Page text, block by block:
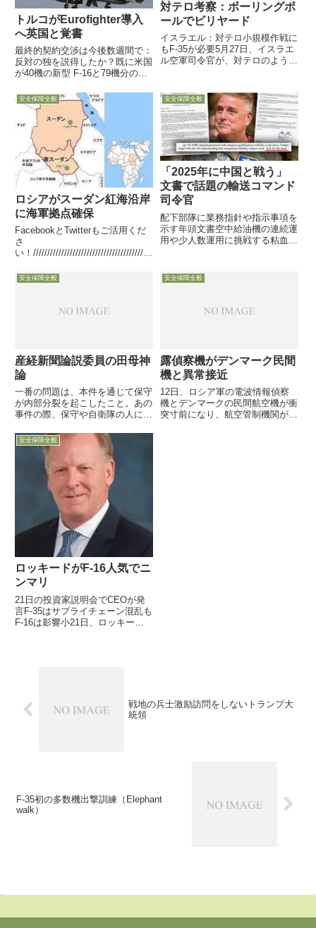
トルコがEurofighter導入
へ英国と覚書
最終的契約交渉は今後数週間で：
反対の独を説得したか？既に米国
が40機の新型 F-16と79機分の近
計画から排除されたトルコが旧式
F-16約200機の更新に目途か7月
23日、英国防相とトルコ国防相
が Euro...
対テロ考察：ボーリングボ
ールでビリヤード
イスラエル：対テロ小規模作戦に
もF-35が必要5月27日、イスラエ
ル空軍司令官が、対テロのような
境の中でも必要かに関するイスラ
エルでの議論の一つですが、人口
密集地...
安全保障全般
ロシアがスーダン紅海沿岸
に海軍拠点確保
FacebookとTwitterもご活用くだ
さ
い！//////////////////////////////////////////
/////...
安全保障全般
「2025年に中国と戦う」
文書で話題の輸送コマンド
司令官
配下部隊に業務指針や指示事項を
示す年頭文書空中給油機の連続運
用や少人数運用に挑戦する粘血指
間の1月27日からSNS上やメディ
ア報道で、米空軍大将が「2025
安全保障全般
産経新聞論説委員の田母神
論
一番の問題は、本件を通じて保守
が内部分裂を起こしたこと。あの
事件の際、保守や自衛隊の人に、
母神さんではないといいました
が、非常に迷惑だという人もお
り、結局保守が分裂する結果にな
安全保障全般
露偵察機がデンマーク民間
機と異常接近
12日、ロシア軍の電波情報偵察
機とデンマークの民間航空機が衝
突寸前になり、航空管制機関が民
安全保障全般
ロッキードがF-16人気でニ
ンマリ
21日の投資家説明会でCEOが発
言F-35はサプライチェーン混乱も
F-16は影響小21日、ロッキード
戦地の兵士激励訪問をしないトランプ大
統領
F-35初の多数機出撃訓練（Elephant
walk）